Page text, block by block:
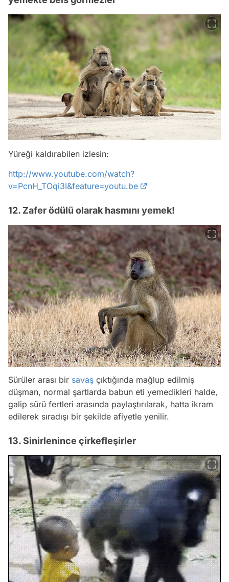
Yüreği kaldırabilen izlesin:
http://www.youtube.com/watch?
v=PcnH_TOqi3I&feature=youtu.be
12. Zafer ödülü olarak hasmını yemek!
Sürüler arası bir savaş çıktığında mağlup edilmiş
düşman, normal şartlarda babun eti yemedikleri halde,
galip sürü fertleri arasında paylaştırılarak, hatta ikram
edilerek sıradışı bir şekilde afiyetle yenilir.
13. Sinirlenince çirkefleşirler